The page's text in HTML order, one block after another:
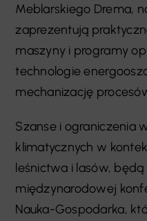
Meblarskiego Drema,
zaprezentują
maszyny i programy
technologie
mechanizację
Szanse i ograniczenia
klimatycznych w
leśnictwa i lasów,
międzynarodowej
Nauka-Gospodarka,